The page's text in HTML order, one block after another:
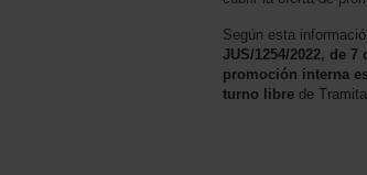
Según esta
JUS/1254/2022, de
promoción interna
turno libre de